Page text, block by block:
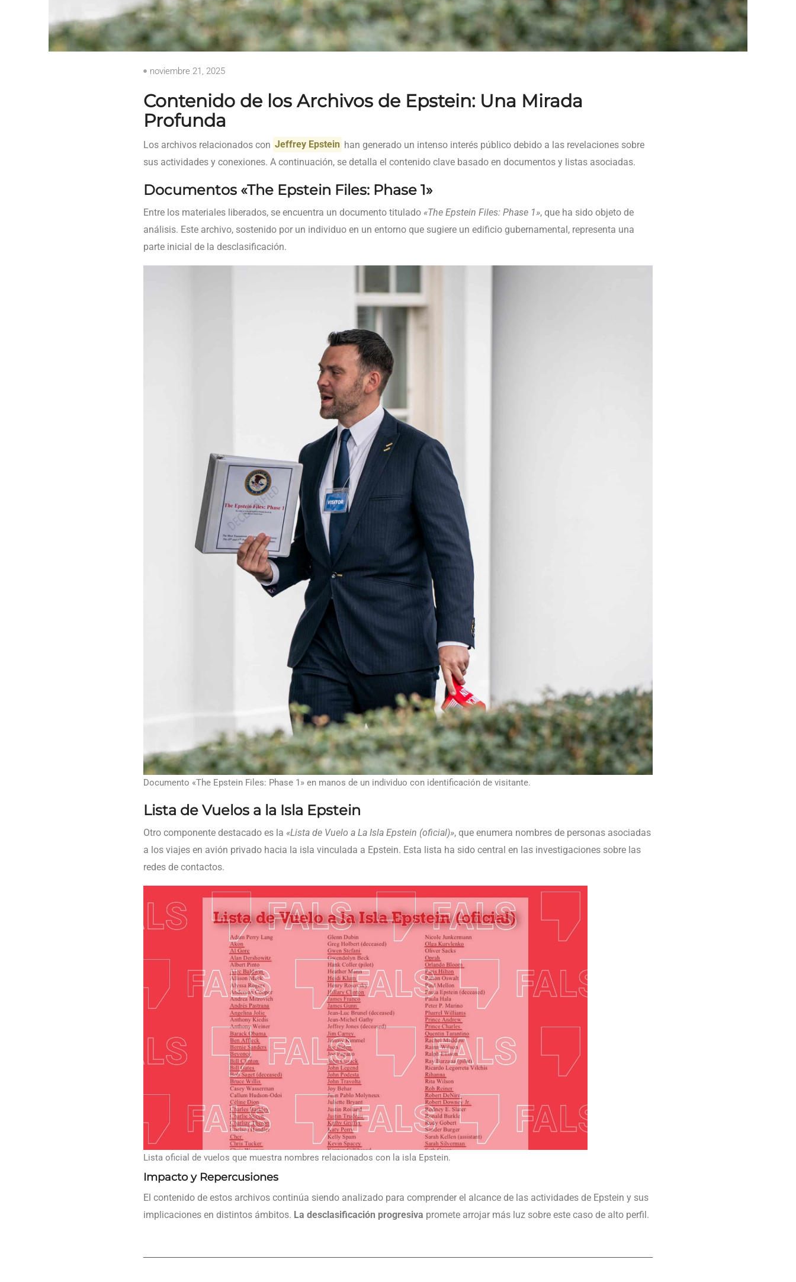
noviembre 21, 2025
Contenido de los Archivos de Epstein: Una Mirada
Profunda
Los archivos relacionados con Jeffrey Epstein han generado un intenso interés público debido a las revelaciones sobre
sus actividades y conexiones. A continuación, se detalla el contenido clave basado en documentos y listas asociadas.
Documentos «The Epstein Files: Phase 1»
Entre los materiales liberados, se encuentra un documento titulado «The Epstein Files: Phase 1», que ha sido objeto de
análisis. Este archivo, sostenido por un individuo en un entorno que sugiere un edificio gubernamental, representa una
parte inicial de la desclasificación.
Documento «The Epstein Files: Phase 1» en manos de un individuo con identificación de visitante.
Lista de Vuelos a la Isla Epstein
Otro componente destacado es la «Lista de Vuelo a La Isla Epstein (oficial)», que enumera nombres de personas asociadas
a los viajes en avión privado hacia la isla vinculada a Epstein. Esta lista ha sido central en las investigaciones sobre las
redes de contactos.
Lista oficial de vuelos que muestra nombres relacionados con la isla Epstein.
Impacto y Repercusiones
El contenido de estos archivos continúa siendo analizado para comprender el alcance de las actividades de Epstein y sus
implicaciones en distintos ámbitos. La desclasificación progresiva promete arrojar más luz sobre este caso de alto perfil.